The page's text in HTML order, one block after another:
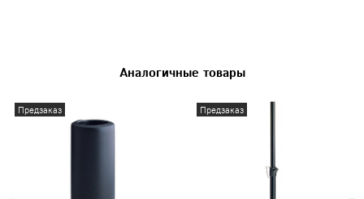
Аналогичные товары
Предзаказ Предзаказ